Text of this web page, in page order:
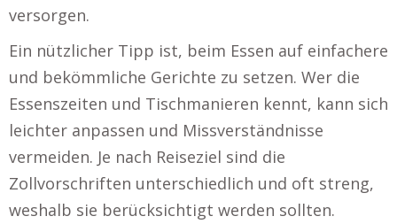
versorgen.
Ein nützlicher Tipp ist, beim Essen auf einfachere
und bekömmliche Gerichte zu setzen. Wer die
Essenszeiten und Tischmanieren kennt, kann sich
leichter anpassen und Missverständnisse
vermeiden. Je nach Reiseziel sind die
Zollvorschriften unterschiedlich und oft streng,
weshalb sie berücksichtigt werden sollten.